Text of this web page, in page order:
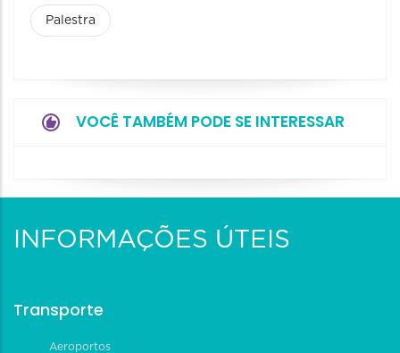
Palestra
VOCÊ TAMBÉM PODE SE INTERESSAR
INFORMAÇÕES ÚTEIS
Transporte
Aeroportos